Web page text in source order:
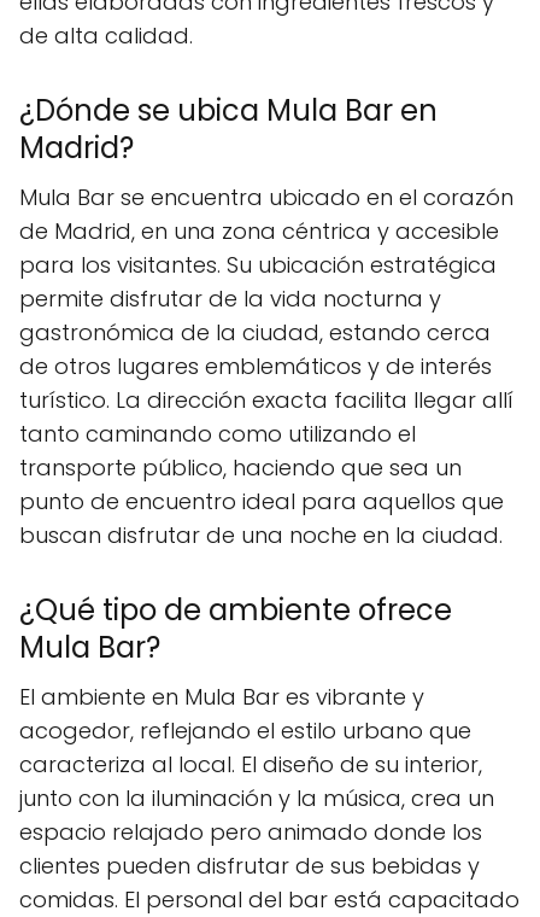
de alta calidad.
¿Dónde se ubica Mula Bar en
Madrid?
Mula Bar se encuentra ubicado en el corazón
de Madrid, en una zona céntrica y accesible
para los visitantes. Su ubicación estratégica
permite disfrutar de la vida nocturna y
gastronómica de la ciudad, estando cerca
de otros lugares emblemáticos y de interés
turístico. La dirección exacta facilita llegar allí
tanto caminando como utilizando el
transporte público, haciendo que sea un
punto de encuentro ideal para aquellos que
buscan disfrutar de una noche en la ciudad.
¿Qué tipo de ambiente ofrece
Mula Bar?
El ambiente en Mula Bar es vibrante y
acogedor, reflejando el estilo urbano que
caracteriza al local. El diseño de su interior,
junto con la iluminación y la música, crea un
espacio relajado pero animado donde los
clientes pueden disfrutar de sus bebidas y
comidas. El personal del bar está capacitado